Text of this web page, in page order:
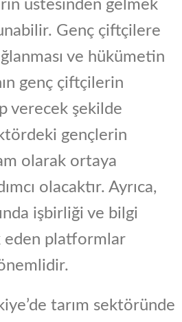
üstesinden gelmek
Genç çiftçilere
ve hükümetin
genç çiftçilerin
verecek şekilde
gençlerin
olarak ortaya
olacaktır. Ayrıca,
işbirliği ve bilgi
eden platformlar
tarım sektöründe